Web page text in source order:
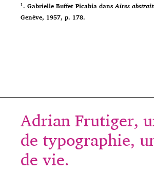
¹. Gabrielle Buffet Picabia dansAires
Genève, 1957, p. 178.
Adrian Frutiger,
de typographie,
de vie.